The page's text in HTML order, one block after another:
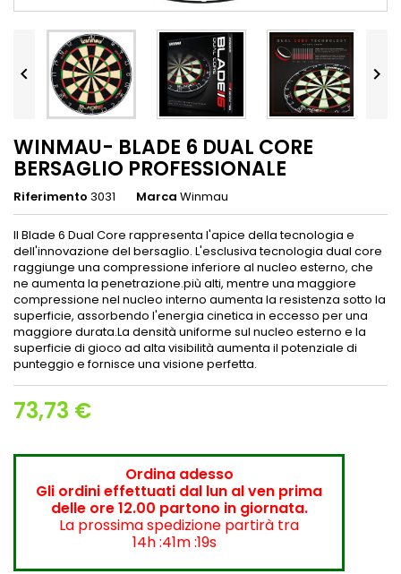
 
WINMAU- BLADE 6 DUAL CORE
BERSAGLIO PROFESSIONALE
Riferimento 3031 Marca Winmau
Il Blade 6 Dual Core rappresenta l'apice della tecnologia e
dell'innovazione del bersaglio. L'esclusiva tecnologia dual core
raggiunge una compressione inferiore al nucleo esterno, che
ne aumenta la penetrazione.più alti, mentre una maggiore
compressione nel nucleo interno aumenta la resistenza sotto la
superficie, assorbendo l'energia cinetica in eccesso per una
maggiore durata.La densità uniforme sul nucleo esterno e la
superficie di gioco ad alta visibilità aumenta il potenziale di
punteggio e fornisce una visione perfetta.
73,73 €
Ordina adesso
Gli ordini effettuati dal lun al ven prima
delle ore 12.00 partono in giornata.
La prossima spedizione partirà tra
14h :41m :18s